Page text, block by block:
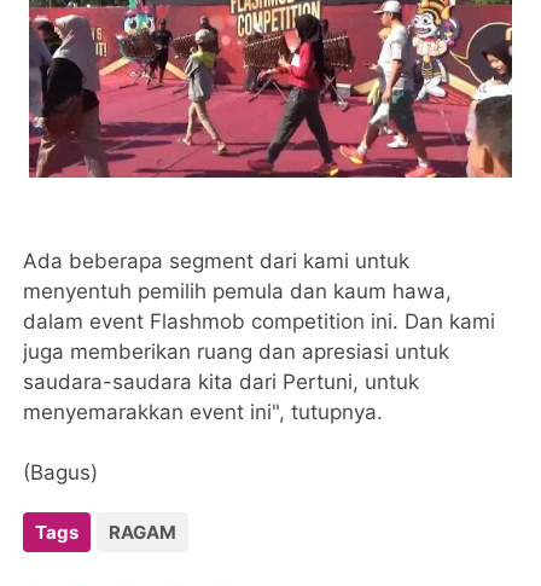
Ada beberapa segment dari kami untuk
menyentuh pemilih pemula dan kaum hawa,
dalam event Flashmob competition ini. Dan kami
juga memberikan ruang dan apresiasi untuk
saudara-saudara kita dari Pertuni, untuk
menyemarakkan event ini", tutupnya.
(Bagus)
Tags RAGAM